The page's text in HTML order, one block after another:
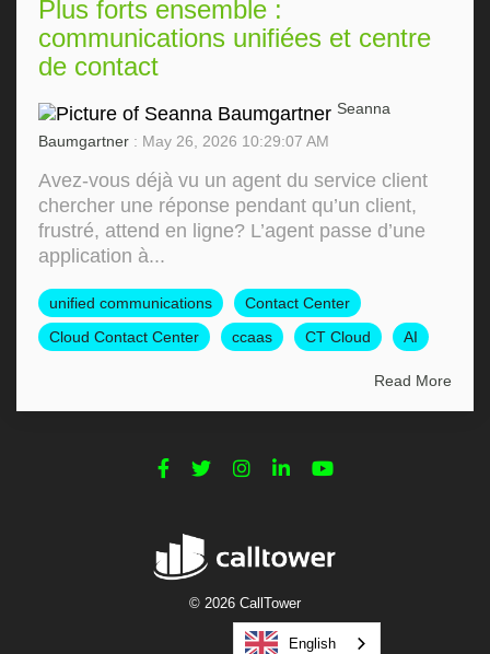
Plus forts ensemble :
communications unifiées et centre
de contact
Seanna
Baumgartner : May 26, 2026 10:29:07 AM
Avez-vous déjà vu un agent du service client
chercher une réponse pendant qu’un client,
frustré, attend en ligne? L’agent passe d’une
application à...
unified communications
Contact Center
Cloud Contact Center
ccaas CT Cloud AI
Read More
© 2026 CallTower
English